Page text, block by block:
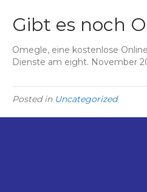
Gibt es noch
Omegle, eine kostenlose
Dienste am eight. November
Posted in Uncategorized